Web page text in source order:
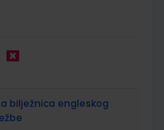
bilježnica engleskog